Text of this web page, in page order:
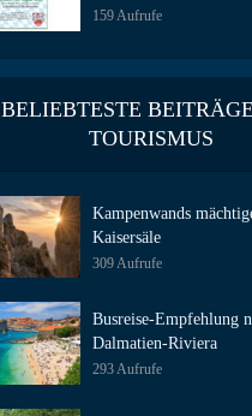
159 Aufrufe
BELIEBTESTE
TOURISMUS
Kampenwands
Kaisersäle
309 Aufrufe
Busreise-Empfehlung
Dalmatien-Riviera
293 Aufrufe